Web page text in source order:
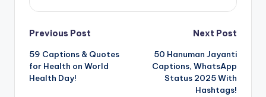
Post
navigation
Previous Post
59 Captions & Quotes
for Health on World
Health Day!
Next Post
50 Hanuman Jayanti
Captions, WhatsApp
Status 2025 With
Hashtags!